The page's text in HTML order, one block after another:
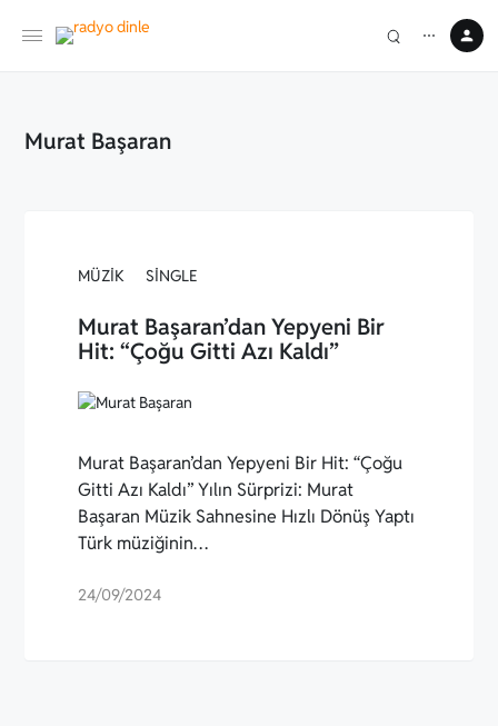
⋯
Murat Başaran
MÜZIK SINGLE
Murat Başaran’dan Yepyeni Bir
Hit: “Çoğu Gitti Azı Kaldı”
Murat Başaran’dan Yepyeni Bir Hit: “Çoğu
Gitti Azı Kaldı” Yılın Sürprizi: Murat
Başaran Müzik Sahnesine Hızlı Dönüş Yaptı
Türk müziğinin…
24/09/2024